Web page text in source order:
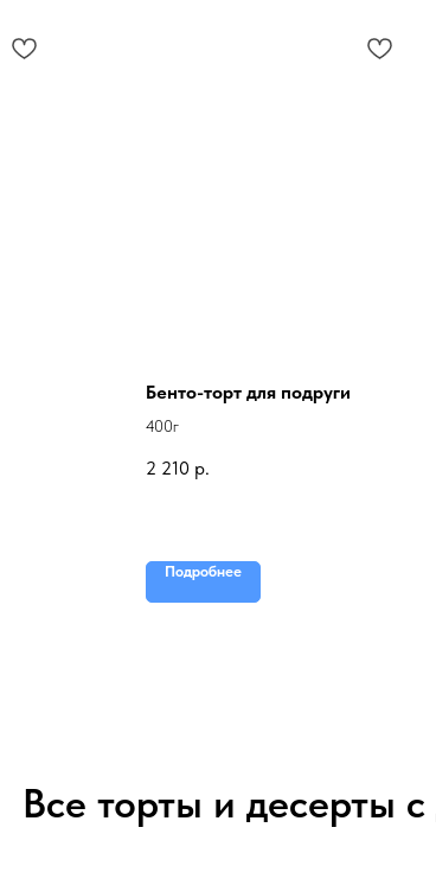
Бенто-торт для подруги
400г
2 210 р.
Подробнее
Все торты и десерты